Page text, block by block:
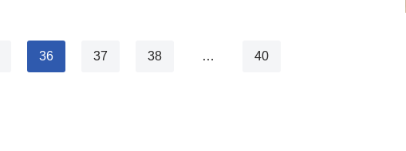
36 37 38 … 40